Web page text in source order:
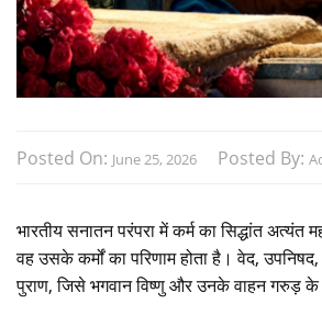
Posted On: June 25, 2026 Posted By:
भारतीय सनातन परंपरा में कर्म का सिद्धांत अत्यंत
वह उसके कर्मों का परिणाम होता है। वेद,
पुराण, जिसे भगवान विष्णु और उनके वाहन गरुड़